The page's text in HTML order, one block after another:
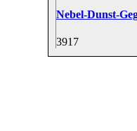
Nebel-Dunst-
3917